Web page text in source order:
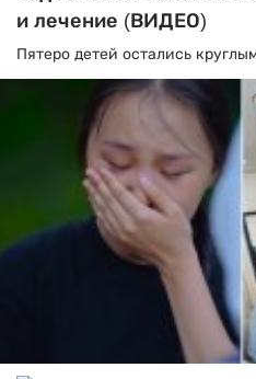
и лечение (ВИДЕО)
Пятеро детей остались